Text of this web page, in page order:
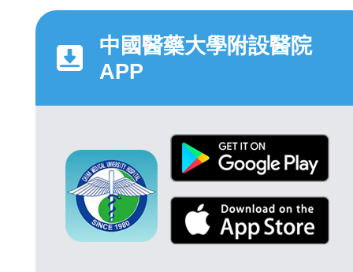
中國醫藥大學附設醫院
APP